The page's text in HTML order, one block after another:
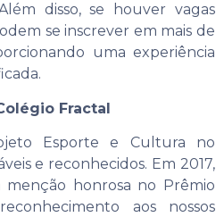
disso, se houver vagas
se inscrever em mais de
uma experiência
Fractal
Esporte e Cultura no
e reconhecidos. Em 2017,
honrosa no Prêmio
aos nossos